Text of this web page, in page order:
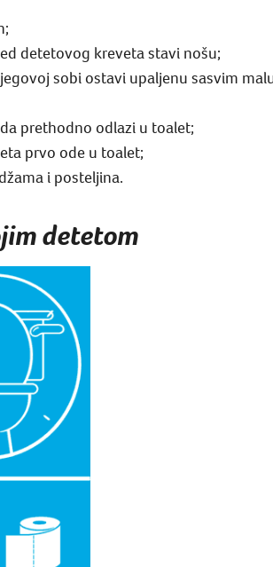
detetovog kreveta stavi nošu;
sobi ostavi upaljenu sasvim
prethodno odlazi u toalet;
prvo ode u toalet;
i posteljina.
detetom